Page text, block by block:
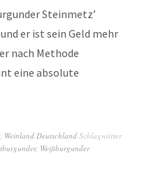
Steinmetz’
er ist sein Geld mehr
nach Methode
eine absolute
, Weinland Deutschland Schlagwörter
, Weißburgunder